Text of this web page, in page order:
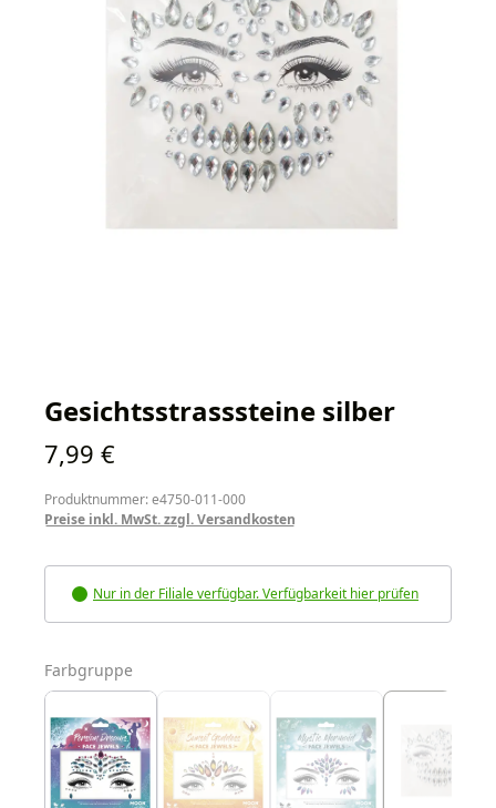
Gesichtsstrasssteine silber
Regulärer Preis:
7,99 €
Produktnummer: e4750-011-000
Preise inkl. MwSt. zzgl. Versandkosten
Nur in der Filiale verfügbar. Verfügbarkeit hier prüfen
Farbgruppe